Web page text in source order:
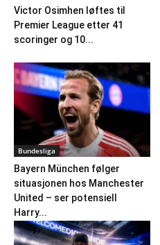
Victor Osimhen løftes til
Premier League etter 41
scoringer og 10...
Bundesliga
Bayern München følger
situasjonen hos Manchester
United – ser potensiell
Harry...